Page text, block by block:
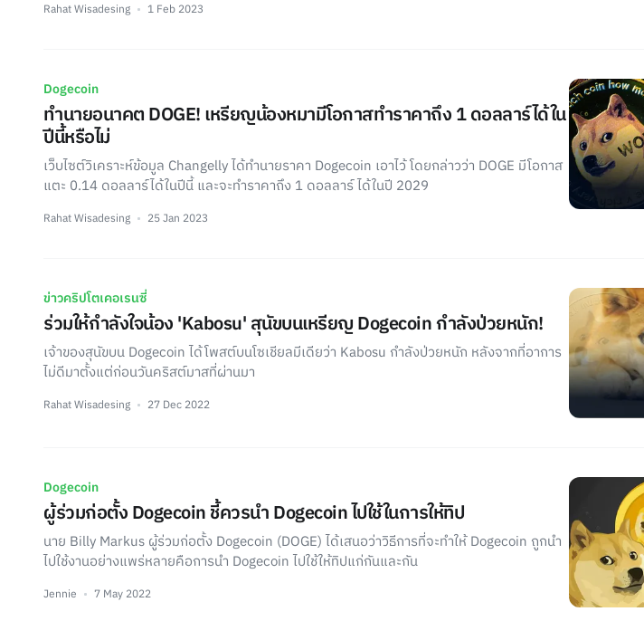
Rahat Wisadesing 1 Feb 2023
Dogecoin
ทำนายอนาคต DOGE! เหรียญน้องหมามีโอกาสทำราคาถึง 1 ดอลลาร์ได้ใน
ปีนี้หรือไม่
เว็บไซต์วิเคราะห์ข้อมูล Changelly ได้ทำนายราคา Dogecoin เอาไว้ โดยกล่าวว่า DOGE มีโอกาส
แตะ 0.14 ดอลลาร์ได้ในปีนี้ และจะทำราคาถึง 1 ดอลลาร์ ได้ในปี 2029
Rahat Wisadesing 25 Jan 2023
ข่าวคริปโตเคอเรนซี่
ร่วมให้กำลังใจน้อง 'Kabosu' สุนัขบนเหรียญ Dogecoin กำลังป่วยหนัก!
เจ้าของสุนัขบน Dogecoin ได้โพสต์บนโซเชียลมีเดียว่า Kabosu กำลังป่วยหนัก หลังจากที่อาการ
ไม่ดีมาตั้งแต่ก่อนวันคริสต์มาสที่ผ่านมา
Rahat Wisadesing 27 Dec 2022
Dogecoin
ผู้ร่วมก่อตั้ง Dogecoin ชี้ควรนำ Dogecoin ไปใช้ในการให้ทิป
นาย Billy Markus ผู้ร่วมก่อตั้ง Dogecoin (DOGE) ได้เสนอว่าวิธีการที่จะทำให้ Dogecoin ถูกนำ
ไปใช้งานอย่างแพร่หลายคือการนำ Dogecoin ไปใช้ให้ทิปแก่กันและกัน
Jennie 7 May 2022